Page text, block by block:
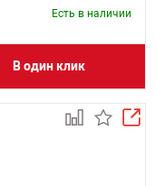
Есть в наличии
В один клик